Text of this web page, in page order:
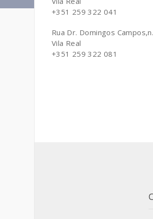
+351 259 322 041
Rua Dr. Domingos
Vila Real
+351 259 322 081